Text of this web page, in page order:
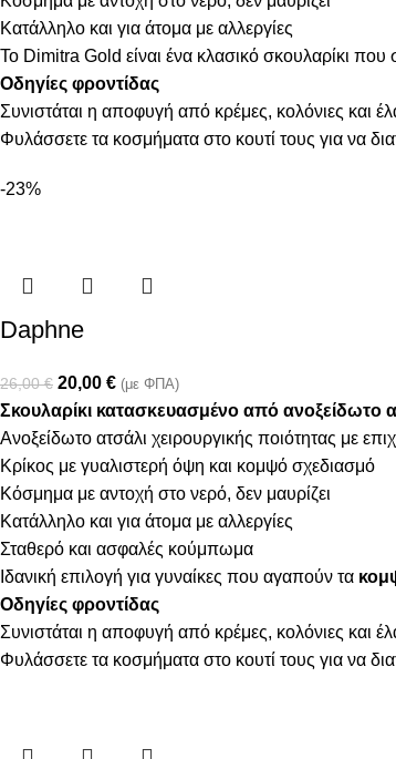
Κατάλληλο και για άτομα με αλλεργίες
Το Dimitra Gold είναι ένα κλασικό σκουλαρίκι που
Οδηγίες φροντίδας
Συνιστάται η αποφυγή από κρέμες, κολόνιες και
Φυλάσσετε τα κοσμήματα στο κουτί τους για να
-23%
Daphne
26,00€ 20,00 € (με ΦΠΑ)
Σκουλαρίκι κατασκευασμένο από ανοξείδωτο
Ανοξείδωτο ατσάλι χειρουργικής ποιότητας με
Κρίκος με γυαλιστερή όψη και κομψό σχεδιασμό
Κόσμημα με αντοχή στο νερό, δεν μαυρίζει
Κατάλληλο και για άτομα με αλλεργίες
Σταθερό και ασφαλές κούμπωμα
Ιδανική επιλογή για γυναίκες που αγαπούν τα
Οδηγίες φροντίδας
Συνιστάται η αποφυγή από κρέμες, κολόνιες και
Φυλάσσετε τα κοσμήματα στο κουτί τους για να